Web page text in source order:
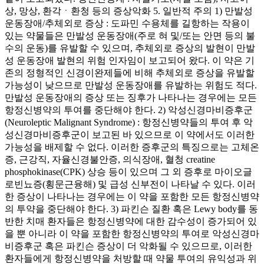
상, 망상, 환각ㆍ환청 등의 증상악화 5. 일반적 주의 1) 만발성
운동장애/추체외로 증상 : 도파민 수용체를 길항하는 작용이
있는 약물들은 만발성 운동장애(주로 혀 및/또는 안면 등의 불
수의 운동)를 유발할 수 있으며, 추체외로 증상의 발현이 만발
성 운동장애 발현의 위험 인자임이 보고되어 왔다. 이 약은 기
존의 정형적인 신경이완제들에 비해 추체외로 증상을 유발할
가능성이 낮으므로 만발성 운동장애를 유발하는 위험도 적다.
만발성 운동장애의 증상 또는 징후가 나타나는 경우에는 모든
항정신병약의 투여를 중단해야 한다. 2) 악성신경마비증후군
(Neuroleptic Malignant Syndrome) : 항정신병약들의 투여 후 악
성신경마비증후군이 보고된 바 있으므로 이 약에서도 이러한
가능성을 배제할 수 없다. 이러한 증후군의 특징으로는 고체온
증, 근강직, 자율신경불안증, 의식장애, 혈청 creatine
phosphokinase(CPK) 상승 등이 있으며 그 외 증후로 마이오글
로빈뇨증(횡문근융해) 및 급성 신부전이 나타날 수 있다. 이러
한 증상이 나타나는 경우에는 이 약을 포함한 모든 항정신병약
의 투약을 중단해야 한다. 3) 파킨슨 질환 혹은 Lewy body를 동
반한 치매 환자들은 항정신병약에 대한 감수성이 증가되어 있
을 뿐 아니라 이 약을 포함한 항정신병약의 투여로 악성신경마
비증후군 혹은 파킨슨 증상이 더 악화될 수 있으므로, 이러한
환자들에게 항정신병약을 처방할 때 약물 투여의 유익성과 위